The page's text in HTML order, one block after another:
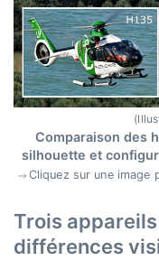
Comparaison des
silhouette et
Cliquez sur une image
Trois
différences